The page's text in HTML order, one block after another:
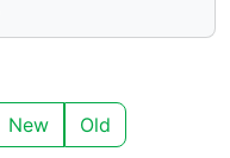
New Old